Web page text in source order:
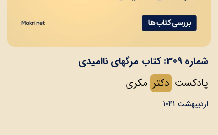
شماره 309: کتاب مرگهای ناامیدی
پادکست دکتر مکری
اردیبهشت 1041